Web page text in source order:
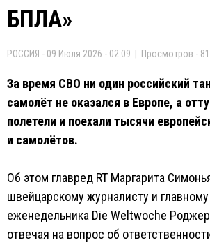
БПЛА»
РОССИЯ - 09 Июля 2026 - 02:09 | Просмотров -
За время СВО ни один российский
самолёт не оказался в Европе, а
полетели и поехали тысячи
и самолётов.
Об этом главред RT Маргарита
швейцарскому журналисту и
еженедельника Die Weltwoche
отвечая на вопрос об